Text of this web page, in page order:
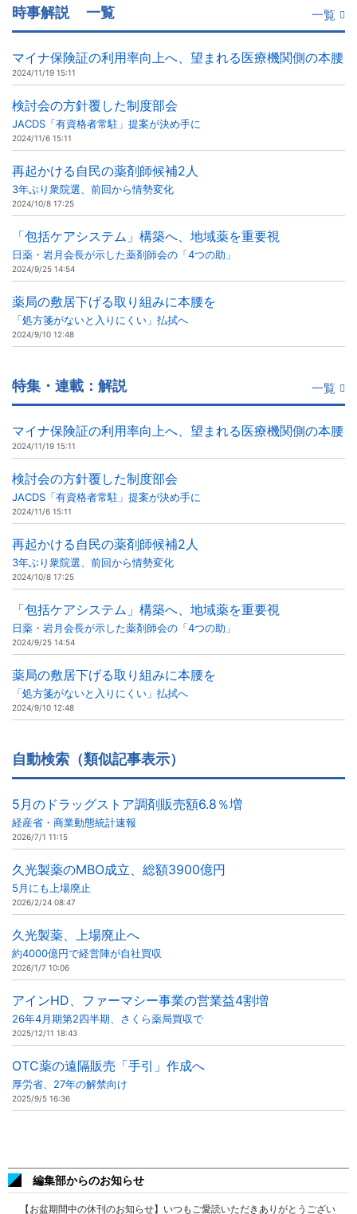
時事解説 一覧 一覧
マイナ保険証の利用率向上へ、望まれる医療機関側の本腰
2024/11/19 15:11
検討会の方針覆した制度部会
JACDS「有資格者常駐」提案が決め手に
2024/11/6 15:11
再起かける自民の薬剤師候補2人
3年ぶり衆院選、前回から情勢変化
2024/10/8 17:25
「包括ケアシステム」構築へ、地域薬を重要視
日薬・岩月会長が示した薬剤師会の「4つの助」
2024/9/25 14:54
薬局の敷居下げる取り組みに本腰を
「処方箋がないと入りにくい」払拭へ
2024/9/10 12:48
特集・連載：解説 一覧
マイナ保険証の利用率向上へ、望まれる医療機関側の本腰
2024/11/19 15:11
検討会の方針覆した制度部会
JACDS「有資格者常駐」提案が決め手に
2024/11/6 15:11
再起かける自民の薬剤師候補2人
3年ぶり衆院選、前回から情勢変化
2024/10/8 17:25
「包括ケアシステム」構築へ、地域薬を重要視
日薬・岩月会長が示した薬剤師会の「4つの助」
2024/9/25 14:54
薬局の敷居下げる取り組みに本腰を
「処方箋がないと入りにくい」払拭へ
2024/9/10 12:48
自動検索（類似記事表示）
5月のドラッグストア調剤販売額6.8％増
経産省・商業動態統計速報
2026/7/1 11:15
久光製薬のMBO成立、総額3900億円
5月にも上場廃止
2026/2/24 08:47
久光製薬、上場廃止へ
約4000億円で経営陣が自社買収
2026/1/7 10:06
アインHD、ファーマシー事業の営業益4割増
26年4月期第2四半期、さくら薬局買収で
2025/12/11 18:43
OTC薬の遠隔販売「手引」作成へ
厚労省、27年の解禁向け
2025/9/5 16:36
編集部からのお知らせ
【お盆期間中の休刊のお知らせ】いつもご愛読いただきありがとうござい